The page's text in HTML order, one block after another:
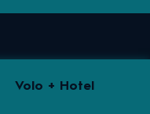
Volo + Hotel